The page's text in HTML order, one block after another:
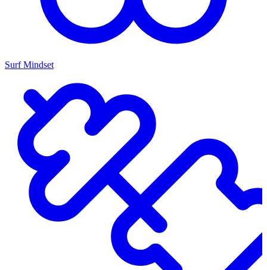
Surf Mindset